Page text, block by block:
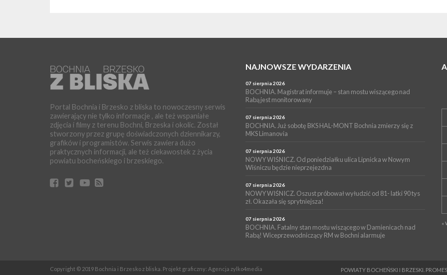
Portal Bochnia i Brzesko z bliska to nowoczesny serwis
zawierający nie tylko informacje , ale też wspaniałe
zdjęcia i filmy z terenu Bochni, Brzeska i okolic. Został
stworzony przez grupę doświadczonych dziennikarzy,
grafików i programistów. Serwis zawiera dużo
praktycznych informacji, ale też ciekawostek z życia
powiatu bocheńskiego i brzeskiego.
NAJNOWSZE WYDARZENIA
07 sierpnia 2026
BOCHNIA. Magistrat informuje – stan mostu wiszącego nad
Rabą jest monitorowany
07 sierpnia 2026
BOCHNIA. Już sobotę BKS HAL-MONT Bochnia zmierzy się z
MKS Limanovia
07 sierpnia 2026
NOWY WIŚNICZ. Od poniedziałku ulica Lipnicka w Nowym
Wiśniczu będzie nieprzejezdna
07 sierpnia 2026
NOWY WIŚNICZ. Oszust próbował wyłudzić od 81- latki 90 tys
zł. Okazała się sprytniejsza!
07 sierpnia 2026
BOCHNIA. Fatalny stan mostu wiszącego w Damienicach nad
Rabą! Wiceprzewodniczący RM w Bochni alarmuje
«
POWIATY BOCHEŃSKI I BRZESKI.
Copyright © 2019 Bochnia i Brzesko z bliska. Projekt graficzny: Agencja zylko4media